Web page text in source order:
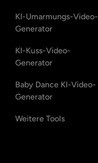
KI-Umarmungs-Video-
Generator
KI-Kuss-Video-
Generator
Baby Dance KI-Video-
Generator
Weitere Tools